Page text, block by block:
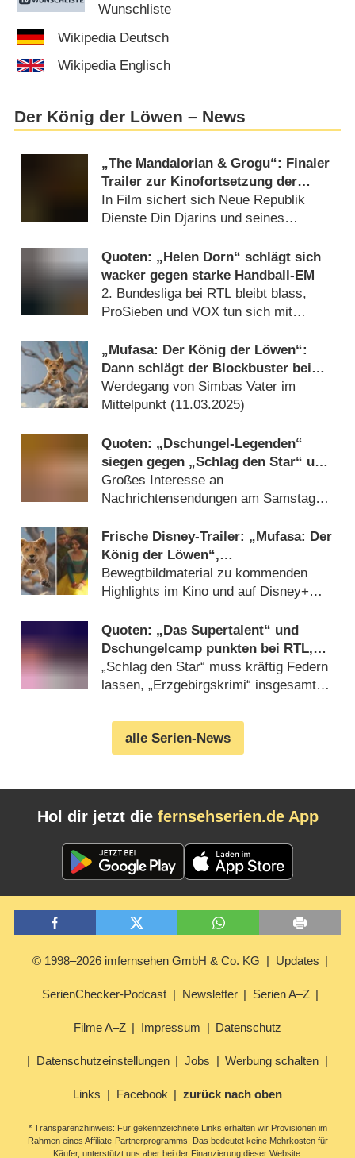
Wunschliste
Wikipedia Deutsch
Wikipedia Englisch
Der König der Löwen – News
„The Mandalorian & Grogu“: Finaler
Trailer zur Kinofortsetzung der
„Star Wars“-Serie mit Pedro Pascal
enthüllt
In Film sichert sich Neue Republik
Dienste Din Djarins und seines
Quoten: „Helen Dorn“ schlägt sich
wacker gegen starke Handball-EM
2. Bundesliga bei RTL bleibt blass,
ProSieben und VOX tun sich mit
„Mufasa: Der König der Löwen“:
Dann schlägt der Blockbuster bei
Disney+ auf
Werdegang von Simbas Vater im
Mittelpunkt (11.03.2025)
Quoten: „Dschungel-Legenden“
siegen gegen „Schlag den Star“ und
Zarrella-Show
Großes Interesse an
Nachrichtensendungen am Samstag
Frische Disney-Trailer: „Mufasa: Der
König der Löwen“,
„Schneewittchen“, „Vaiana 2“,
„Percy Jackson“ und mehr
Bewegtbildmaterial zu kommenden
Highlights im Kino und auf Disney+
Quoten: „Das Supertalent“ und
Dschungelcamp punkten bei RTL,
Helene Fischer im Ersten
„Schlag den Star“ muss kräftig Federn
lassen, „Erzgebirgskrimi“ insgesamt
alle Serien-News
Hol dir jetzt die fernsehserien.de App
© 1998–2026 imfernsehen GmbH & Co. KG Updates
SerienChecker-Podcast Newsletter Serien A–Z
Filme A–Z Impressum Datenschutz
Datenschutzeinstellungen Jobs Werbung schalten
Links Facebook zurück nach oben
* Transparenzhinweis: Für gekennzeichnete Links erhalten wir Provisionen im
Rahmen eines Affiliate-Partnerprogramms. Das bedeutet keine Mehrkosten für
Käufer, unterstützt uns aber bei der Finanzierung dieser Website.